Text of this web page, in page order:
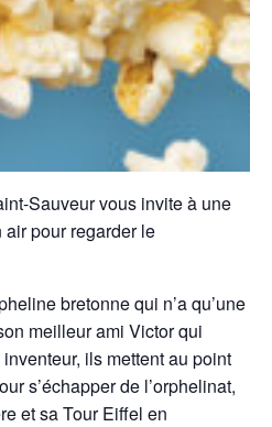
Sauveur vous invite à une
pour regarder le
bretonne qui n’a qu’une
meilleur ami Victor qui
ils mettent au point
s’échapper de l’orphelinat,
et sa Tour Eiffel en